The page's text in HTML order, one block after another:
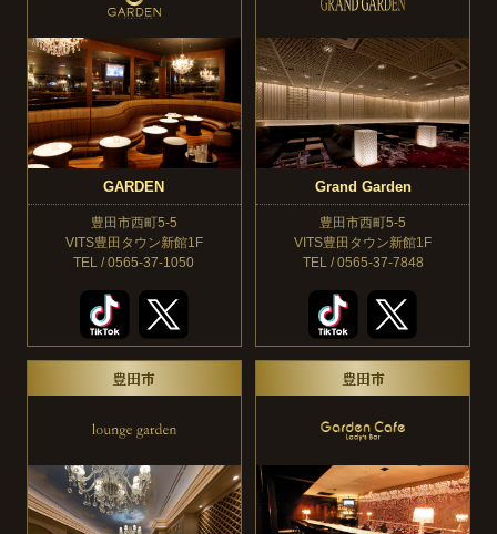
GARDEN
豊田市西町5-5
VITS豊田タウン新館1F
TEL / 0565-37-1050
Grand Garden
豊田市西町5-5
VITS豊田タウン新館1F
TEL / 0565-37-7848
豊田市 豊田市